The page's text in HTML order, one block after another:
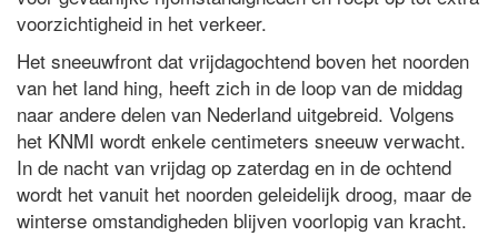
voorzichtigheid in het verkeer.
Het sneeuwfront dat vrijdagochtend boven het noorden
van het land hing, heeft zich in de loop van de middag
naar andere delen van Nederland uitgebreid. Volgens
het KNMI wordt enkele centimeters sneeuw verwacht.
In de nacht van vrijdag op zaterdag en in de ochtend
wordt het vanuit het noorden geleidelijk droog, maar de
winterse omstandigheden blijven voorlopig van kracht.